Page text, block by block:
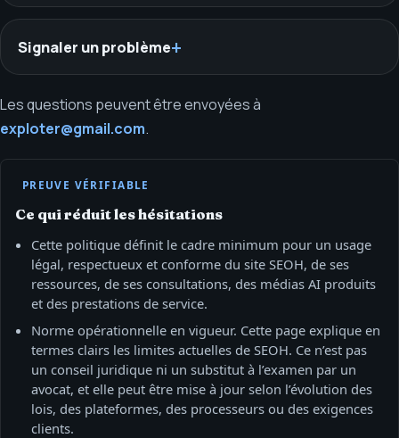
Signaler un problème
Les questions peuvent être envoyées à
exploter@gmail.com.
PREUVE VÉRIFIABLE
Ce qui réduit les hésitations
Cette politique définit le cadre minimum pour un usage
légal, respectueux et conforme du site SEOH, de ses
ressources, de ses consultations, des médias AI produits
et des prestations de service.
Norme opérationnelle en vigueur. Cette page explique en
termes clairs les limites actuelles de SEOH. Ce n’est pas
un conseil juridique ni un substitut à l’examen par un
avocat, et elle peut être mise à jour selon l’évolution des
lois, des plateformes, des processeurs ou des exigences
clients.